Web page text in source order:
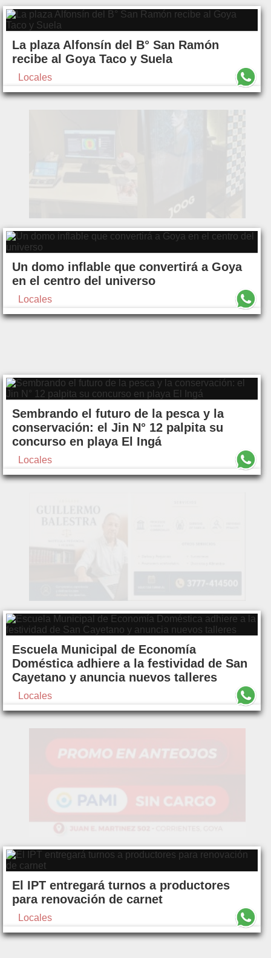
La plaza Alfonsín del B° San Ramón
recibe al Goya Taco y Suela
Locales
Un domo inflable que convertirá a Goya
en el centro del universo
Locales
Sembrando el futuro de la pesca y la
conservación: el Jin N° 12 palpita su
concurso en playa El Ingá
Locales
Escuela Municipal de Economía
Doméstica adhiere a la festividad de San
Cayetano y anuncia nuevos talleres
Locales
El IPT entregará turnos a productores
para renovación de carnet
Locales